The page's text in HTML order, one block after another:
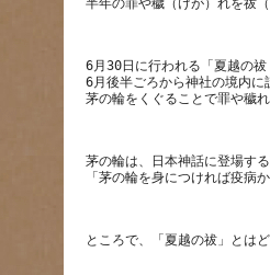
6月30日に行われる「夏越の
6月後半ごろから神社の境内に
茅の輪は、日本神話に登場す